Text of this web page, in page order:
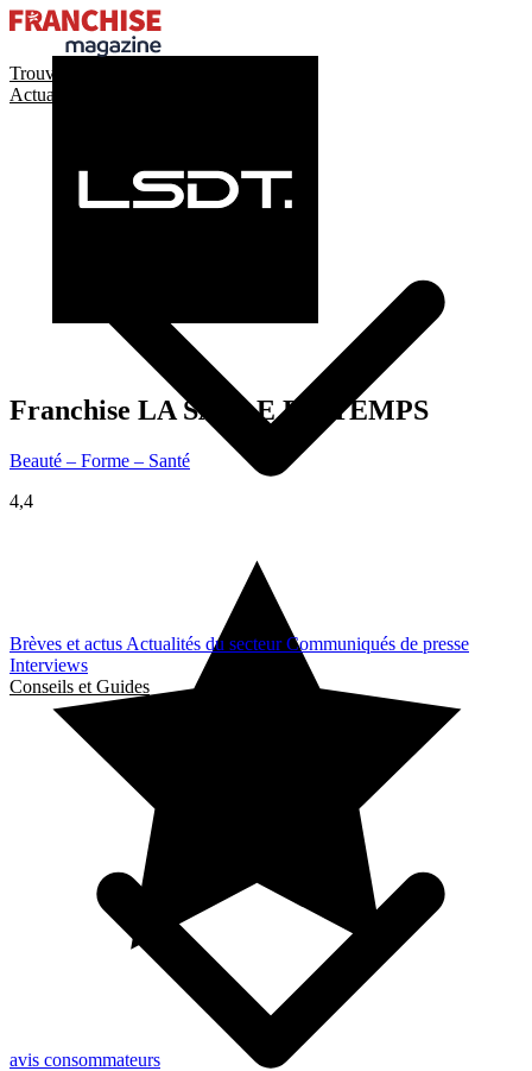
Trouver ma franchise
Actualités de la franchise
Brèves et actus Actualités du secteurCommuniqués de presse
Interviews
Conseils et Guides
Franchise LA SALLE DU TEMPS
Beauté – Forme – Santé
4,4
avis consommateurs